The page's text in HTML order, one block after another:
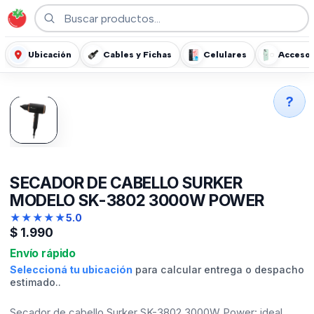
Ubicación Cables y Fichas Celulares
SECADOR DE CABELLO SURKER
MODELO SK-3802 3000W POWER
★★★★★5.0
$ 1.990
Envío rápido
Seleccioná tu ubicación para calcular entrega o despacho
estimado..
?